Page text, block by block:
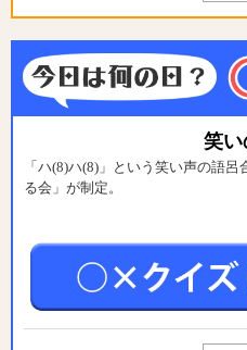
笑い
「ハ(8)ハ(8)」という笑い声の語
る会」が制定。